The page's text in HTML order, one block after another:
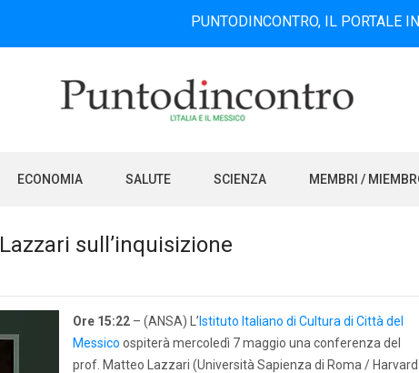
PUNTODINCONTRO, IL PORTALE
ECONOMIA SALUTE SCIENZA MEMBRI /
sull’inquisizione
Ore 15:22 – (ANSA) L’ Istituto Italiano di Cultura di Città del
Messico ospiterà mercoledì 7 maggio una conferenza del
prof. Matteo Lazzari (Università Sapienza di Roma / Harvard